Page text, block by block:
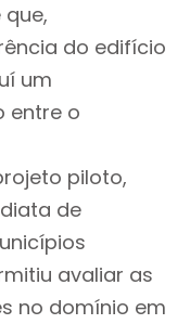
do edifício
um
entre o
piloto,
de
avaliar as
no domínio em